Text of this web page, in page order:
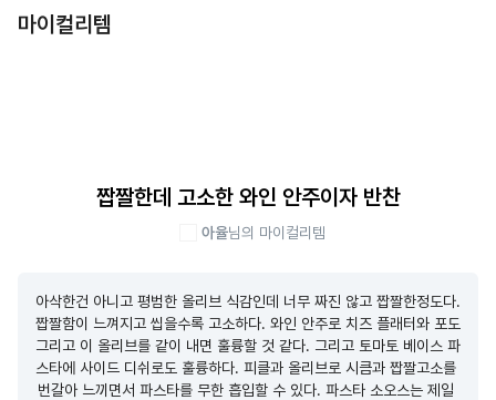
마이컬리템
짭짤한데 고소한 와인 안주이자 반찬
아율님의 마이컬리템
아삭한건 아니고 평범한 올리브 식감인데 너무 짜진 않고 짭짤한정도다.
짭짤함이 느껴지고 씹을수록 고소하다. 와인 안주로 치즈 플래터와 포도
그리고 이 올리브를 같이 내면 훌륭할 것 같다. 그리고 토마토 베이스 파
스타에 사이드 디쉬로도 훌륭하다. 피클과 올리브로 시큼과 짭짤고소를
번갈아 느끼면서 파스타를 무한 흡입할 수 있다. 파스타 소오스는 제일